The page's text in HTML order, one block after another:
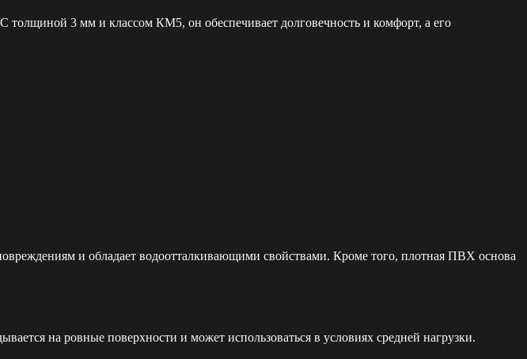
3 мм и классом КМ5, он обеспечивает долговечность и комфорт, а его
и обладает водоотталкивающими свойствами. Кроме того, плотная ПВХ основа
на ровные поверхности и может использоваться в условиях средней нагрузки.